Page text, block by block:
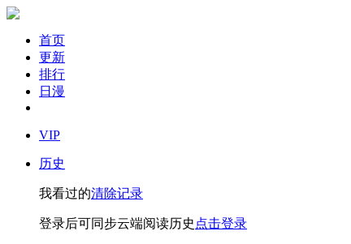
首页
更新
排行
日漫
VIP
历史
我看过的清除记录
登录后可同步云端阅读历史 点击登录